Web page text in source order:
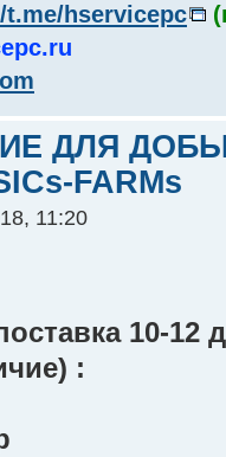
t.me/hservicepc
ДЛЯ
FARMs
11:20
10-12
: